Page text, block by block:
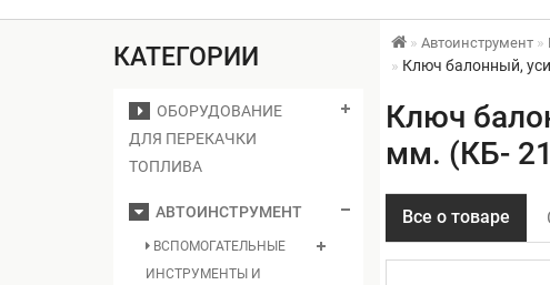
КАТЕГОРИИ
ОБОРУДОВАНИЕ
ДЛЯ ПЕРЕКАЧКИ
ТОПЛИВА
АВТОИНСТРУМЕНТ
ВСПОМОГАТЕЛЬНЫЕ
ИНСТРУМЕНТЫ И
Автоинструмент
Ключ балонный,
Ключ
мм. (КБ-
Все о товаре